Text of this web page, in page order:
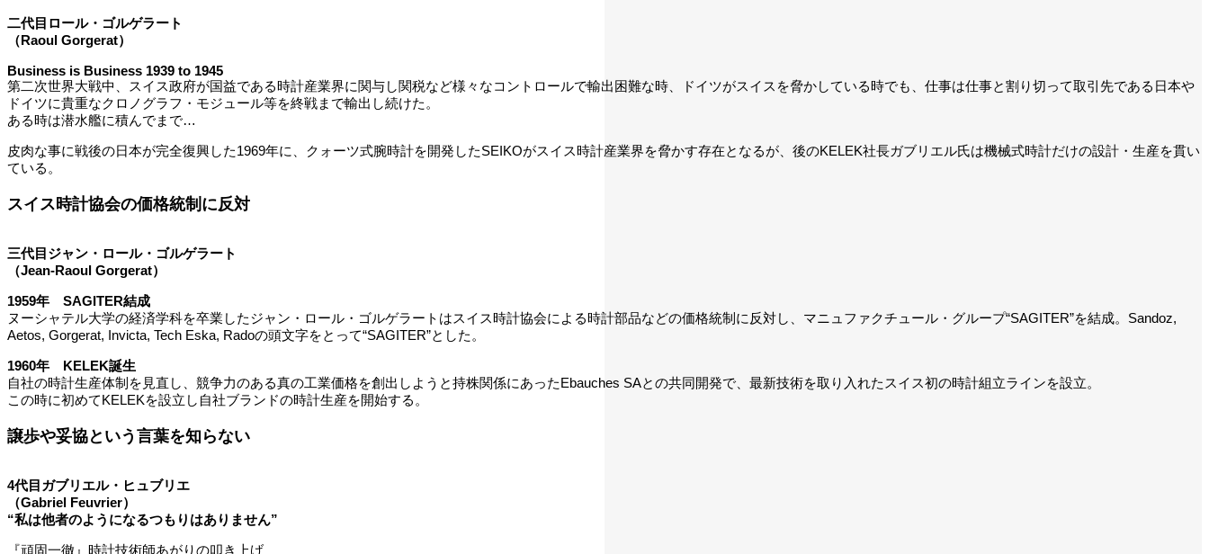
二代目ロール・ゴルゲラート
（Raoul Gorgerat）
Business is Business 1939 to 1945
第二次世界大戦中、スイス政府が国益である時計産業界に関与し関税など様々なコントロールで輸出困難な時、ドイツがスイスを脅かしている時でも、仕事は仕事と割り切って取引先である日本や
ドイツに貴重なクロノグラフ・モジュール等を終戦まで輸出し続けた。
ある時は潜水艦に積んでまで…
皮肉な事に戦後の日本が完全復興した1969年に、クォーツ式腕時計を開発したSEIKOがスイス時計産業界を脅かす存在となるが、後のKELEK社長ガブリエル氏は機械式時計だけの設計・生産を貫い
ている。
スイス時計協会の価格統制に反対
三代目ジャン・ロール・ゴルゲラート
（Jean-Raoul Gorgerat）
1959年 SAGITER結成
ヌーシャテル大学の経済学科を卒業したジャン・ロール・ゴルゲラートはスイス時計協会による時計部品などの価格統制に反対し、マニュファクチュール・グループ“SAGITER”を結成。Sandoz,
Aetos, Gorgerat, Invicta, Tech Eska, Radoの頭文字をとって“SAGITER”とした。
1960年 KELEK誕生
自社の時計生産体制を見直し、競争力のある真の工業価格を創出しようと持株関係にあったEbauches SAとの共同開発で、最新技術を取り入れたスイス初の時計組立ラインを設立。
この時に初めてKELEKを設立し自社ブランドの時計生産を開始する。
譲歩や妥協という言葉を知らない
4代目ガブリエル・ヒュブリエ
（Gabriel Feuvrier）
“私は他者のようになるつもりはありません”
『頑固一徹』時計技術師あがりの叩き上げ